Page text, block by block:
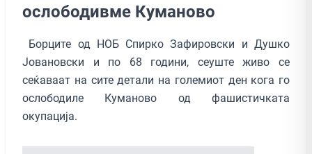
ослободивме Куманово
Борците од НОБ Спирко Зафировски и Душко
Јовановски и по 68 години, сеуште живо се
сеќаваат на сите детали на големиот ден кога го
ослободиле Куманово од фашистичката
окупација.